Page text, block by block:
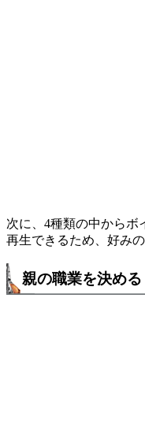
次に、4種類の中からボ
再生できるため、好み
親の職業を決める